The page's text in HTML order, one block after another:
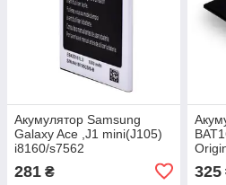
Акумулятор Samsung
Galaxy Ace ,J1 mini(J105)
i8160/s7562
zka/i8190/S7390/EB425161LU,
EB-BG313BBE, 1500 mAh
281 ₴ 325